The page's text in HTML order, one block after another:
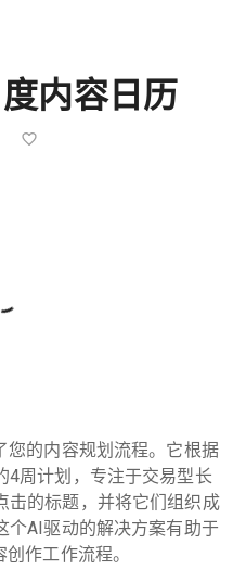
内容日历
您的内容规划流程。它根据
4周计划，专注于交易型长
击的标题，并将它们组织成
个AI驱动的解决方案有助于
作工作流程。